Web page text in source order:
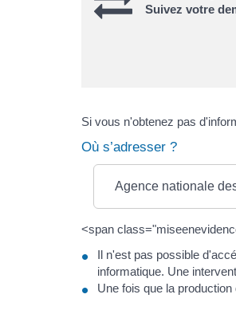
Suivez votre
Si vous n'obtenez pas
Où s’adresser ?
Agence nationale
<span
Il n'est pas possible
informatique. Une
Une fois que la